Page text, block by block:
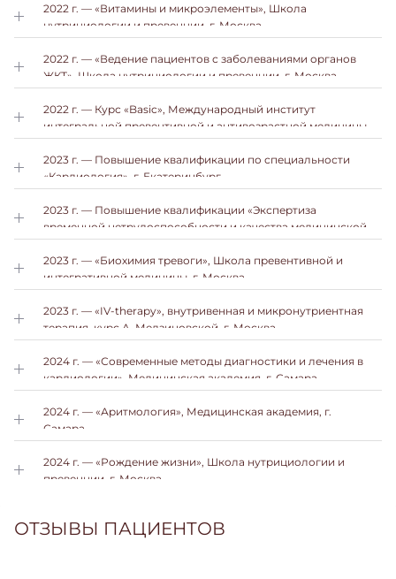
2022 г. — «Витамины и микроэлементы», Школа
нутрициологии и превенции, г. Москва.
2022 г. — «Ведение пациентов с заболеваниями органов
ЖКТ», Школа нутрициологии и превенции, г. Москва.
2022 г. — Курс «Basic», Международный институт
интегральной превентивной и антивозрастной медицины
«PreventAge», г. Москва.
2023 г. — Повышение квалификации по специальности
«Кардиология», г. Екатеринбург.
2023 г. — Повышение квалификации «Экспертиза
временной нетрудоспособности и качества медицинской
помощи», Международный центр обучения и повышения
квалификации, г. Москва.
2023 г. — «Биохимия тревоги», Школа превентивной и
интегративной медицины, г. Москва.
2023 г. — «IV-therapy», внутривенная и микронутриентная
терапия, курс А. Медзиновской, г. Москва.
2024 г. — «Современные методы диагностики и лечения в
кардиологии», Медицинская академия, г. Самара.
2024 г. — «Аритмология», Медицинская академия, г.
Самара.
2024 г. — «Рождение жизни», Школа нутрициологии и
превенции, г. Москва.
ОТЗЫВЫ ПАЦИЕНТОВ